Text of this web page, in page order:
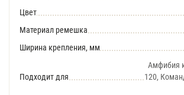
Цвет
Материал ремешка
Ширина крепления, мм
Подходит для
Амфибия
120,